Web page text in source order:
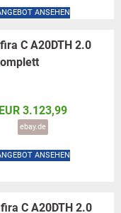
ANSEHEN
C A20DTH 2.0
EUR 3.123,99
ebay.de
ANSEHEN
C A20DTH 2.0